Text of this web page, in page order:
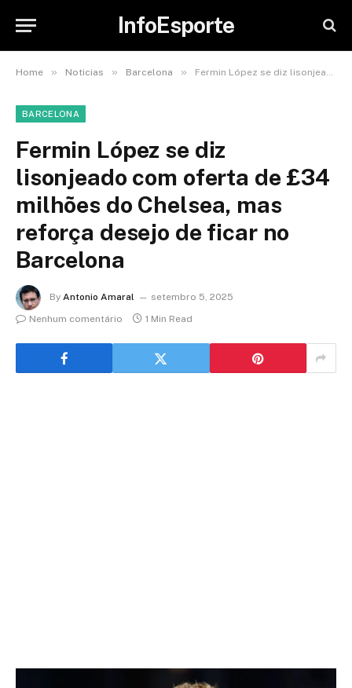
InfoEsporte
Home » Noticias » Barcelona » Fermin López se diz lisonjeado com oferta de £34 milhões do Chelsea, mas reforça desejo de ficar no Barcelona
BARCELONA
Fermin López se diz
lisonjeado com oferta de £34
milhões do Chelsea, mas
reforça desejo de ficar no
Barcelona
By Antonio Amaral
setembro 5, 2025
Nenhum comentário
1 Min Read